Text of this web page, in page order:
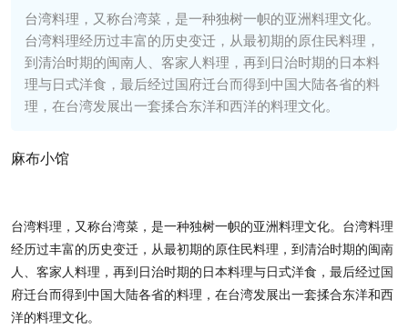
台湾料理，又称台湾菜，是一种独树一帜的亚洲料理文化。
台湾料理经历过丰富的历史变迁，从最初期的原住民料理，
到清治时期的闽南人、客家人料理，再到日治时期的日本料
理与日式洋食，最后经过国府迁台而得到中国大陆各省的料
理，在台湾发展出一套揉合东洋和西洋的料理文化。
麻布小馆
台湾料理，又称台湾菜，是一种独树一帜的亚洲料理文化。台湾料理
经历过丰富的历史变迁，从最初期的原住民料理，到清治时期的闽南
人、客家人料理，再到日治时期的日本料理与日式洋食，最后经过国
府迁台而得到中国大陆各省的料理，在台湾发展出一套揉合东洋和西
洋的料理文化。